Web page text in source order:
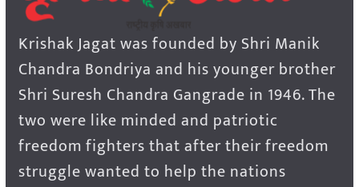
Krishak Jagat was founded by Shri Manik
Chandra Bondriya and his younger brother
Shri Suresh Chandra Gangrade in 1946. The
two were like minded and patriotic
freedom fighters that after their freedom
struggle wanted to help the nations